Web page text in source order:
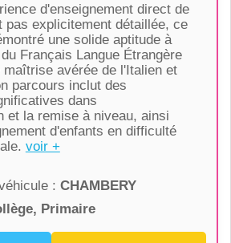
d'enseignement direct de
pas explicitement détaillée, ce
une solide aptitude à
Français Langue Étrangère
maîtrise avérée de l'Italien et
parcours inclut des
dans
et la remise à niveau, ainsi
d'enfants en difficulté
voir +
: CHAMBERY
Primaire